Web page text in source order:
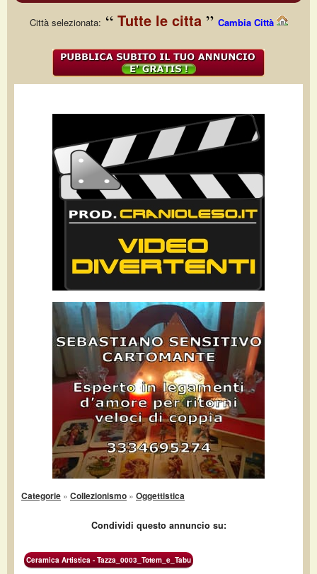
Città selezionata: Tutte le citta Cambia Città
Categorie » Collezionismo » Oggettistica
Condividi questo annuncio su:
Ceramica Artistica - Tazza_0003_Totem_e_Tabu